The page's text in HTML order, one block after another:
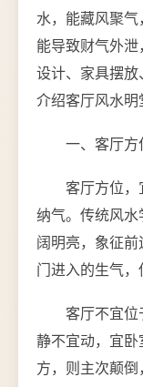
水，能藏风聚
能导致财气外
设计、家具摆
介绍客厅风水明
一、客厅方
客厅方位
纳气。传统风
阔明亮，象征
门进入的生气，
客厅不宜
静不宜动，宜
方，则主次颠倒